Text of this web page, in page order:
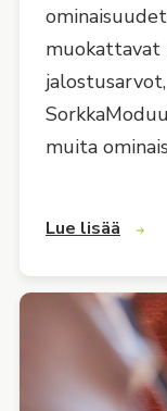
muokattavat
muita
Lue lisää